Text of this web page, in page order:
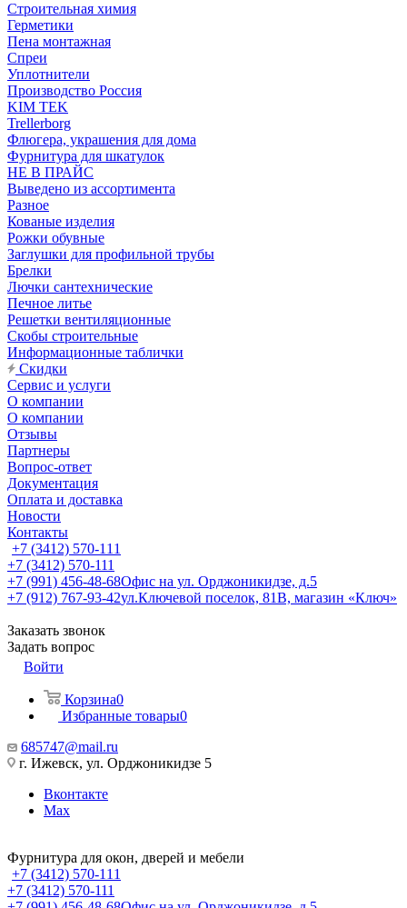
Строительная химия
Герметики
Пена монтажная
Спреи
Уплотнители
Производство Россия
KIM TEK
Trellerborg
Флюгера, украшения для дома
Фурнитура для шкатулок
НЕ В ПРАЙС
Выведено из ассортимента
Разное
Кованые изделия
Рожки обувные
Заглушки для профильной трубы
Брелки
Лючки сантехнические
Печное литье
Решетки вентиляционные
Скобы строительные
Информационные таблички
Скидки
Сервис и услуги
О компании
О компании
Отзывы
Партнеры
Вопрос-ответ
Документация
Оплата и доставка
Новости
Контакты
+7 (3412) 570-111
+7 (3412) 570-111
+7 (991) 456-48-68Офис на ул. Орджоникидзе, д.5
+7 (912) 767-93-42ул.Ключевой поселок, 81В, магазин «Ключ»
Заказать звонок
Задать вопрос
Войти
Корзина0
Избранные товары0
685747@mail.ru
г. Ижевск, ул. Орджоникидзе 5
Вконтакте
Max
Фурнитура для окон, дверей и мебели
+7 (3412) 570-111
+7 (3412) 570-111